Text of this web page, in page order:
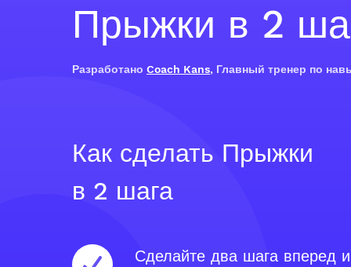
Прыжки в 2
Разработано Coach Kans, Главный тренер по
Как сделать Прыжки
в 2 шага
Сделайте два шага вперед